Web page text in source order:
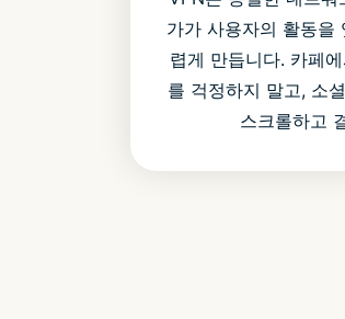
가가 사용자의 활동을
렵게 만듭니다. 카페
를 걱정하지 말고, 소
스크롤하고